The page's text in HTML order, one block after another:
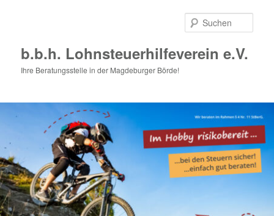
b.b.h. Lohnsteuerhilfeverein e.V.
Ihre Beratungsstelle in der Magdeburger Börde!